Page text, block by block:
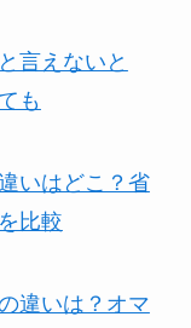
言えないと
も
いはどこ？省
比較
違いは？オマ